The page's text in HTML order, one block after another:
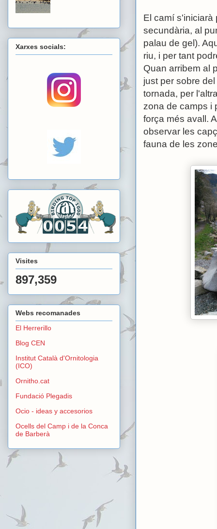
El camí s'iniciarà
secundària, al
palau de gel).
riu, i per tant
Quan arribem al
just per sobre
tornada, per
zona de camps i
força més avall.
observar les
fauna de les
Xarxes socials:
Visites
897,359
Webs recomanades
El Herrerillo
Blog CEN
Institut Català d'Ornitologia
(ICO)
Ornitho.cat
Fundació Plegadis
Ocio - ideas y accesorios
Ocells del Camp i de la Conca
de Barberà